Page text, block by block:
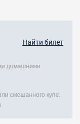
Найти билет
домашними
смешанного купе.